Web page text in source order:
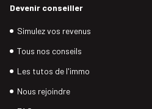
Devenir conseiller
Simulez vos revenus
Tous nos conseils
Les tutos de l'immo
Nous rejoindre